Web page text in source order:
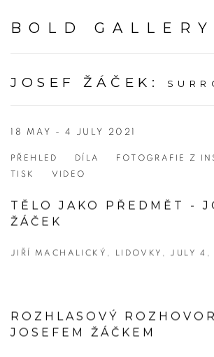
BOLD GALLERY
JOSEF ŽÁČEK :
18 MAY - 4 JULY 2021
PŘEHLED DÍLA
FOTOGRAFIE Z
TISK
VIDEO
TĚLO JAKO PŘEDMĚT -
ŽÁČEK
JIŘÍ MACHALICKÝ, LIDOVKY, JULY 4,
ROZHLASOVÝ
JOSEFEM ŽÁČKEM